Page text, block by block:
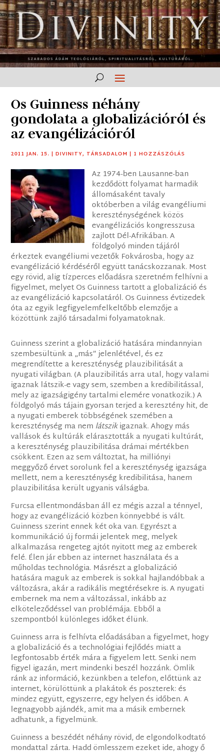
Os Guinness néhány
gondolata a globalizációról és
az evangélizációról
2011 JAN. 15. |DIVINITY, TÁRSADALOM | 1 HOZZÁSZÓLÁS
Az 1974-ben Lausanne-ban
kezdődött folyamat harmadik
állomásaként tavaly
októberben a világ evangéliumi
kereszténységének közös
evangélizációs kongresszusa
zajlott Dél-Afrikában. A
földgolyó minden tájáról
érkeztek evangéliumi vezetők Fokvárosba, hogy az
evangélizáció kérdéséről együtt tanácskozzanak. Most
egy rövid, alig tízperces előadásra szeretném felhívni a
figyelmet, melyet Os Guinness tartott a globalizáció és
az evangélizáció kapcsolatáról. Os Guinness évtizedek
óta az egyik legfigyelemfelkeltőbb elemzője a
közöttünk zajló társadalmi folyamatoknak.
Guinness szerint a globalizáció hatására mindannyian
szembesültünk a „más” jelenlétével, és ez
megrendítette a kereszténység plauzibilitását a
nyugati világban. (A plauzibilitás arra utal, hogy valami
igaznak látszik-e vagy sem, szemben a kredibilitással,
mely az igazságigény tartalmi elemére vonatkozik.) A
földgolyó más tájain gyorsan terjed a keresztény hit, de
a nyugati emberek többségének szemében a
kereszténység ma nem látszikigaznak. Ahogy más
vallások és kultúrák elárasztották a nyugati kultúrát,
a kereszténység plauzibilitása drámai mértékben
csökkent. Ezen az sem változtat, ha milliónyi
meggyőző érvet sorolunk fel a kereszténység igazsága
mellett, nem a kereszténység kredibilitása, hanem
plauzibilitása került ugyanis válságba.
Furcsa ellentmondásban áll ez mégis azzal a ténnyel,
hogy az evangélizáció közben könnyebbé is vált.
Guinness szerint ennek két oka van. Egyrészt a
kommunikáció új formái jelentek meg, melyek
alkalmazása rengeteg ajtót nyitott meg az emberek
felé. Élen jár ebben az internet használata és a
műholdas technológia. Másrészt a globalizáció
hatására maguk az emberek is sokkal hajlandóbbak a
változásra, akár a radikális megtérésekre is. A nyugati
embernek ma nem a változással, inkább az
elköteleződéssel van problémája. Ebből a
szempontból különleges időket élünk.
Guinness arra is felhívta előadásában a figyelmet, hogy
a globalizáció és a technológiai fejlődés miatt a
legfontosabb érték mára a figyelem lett. Senki nem
figyel igazán, mert mindenki beszél hozzánk. Ömlik
ránk az információ, kezünkben a telefon, előttünk az
internet, körülöttünk a plakátok és poszterek: és
mindez együtt, egyszerre, egy helyen és időben. A
legnagyobb ajándék, amit ma a másik embernek
adhatunk, a figyelmünk.
Guinness a beszédét néhány rövid, de elgondolkodtató
mondattal zárta. Hadd ömlesszem ezeket ide, ahogy ő